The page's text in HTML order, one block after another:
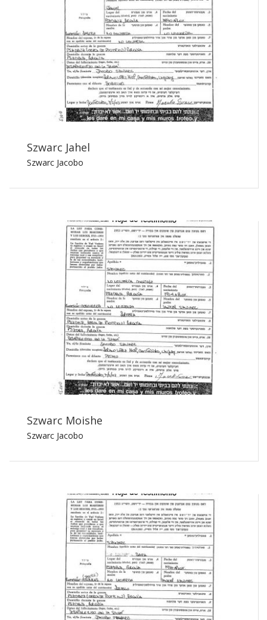
Szwarc Jahel
Szwarc Jacobo
Szwarc Moishe
Szwarc Jacobo